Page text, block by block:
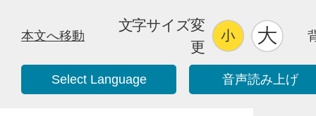
本文へ移動
文字サイズ変
更
Select Language 音声読み上げ